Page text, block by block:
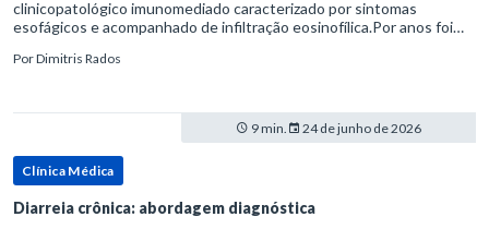
clinicopatológico imunomediado caracterizado por sintomas
esofágicos e acompanhado de infiltração eosinofílica.Por anos foi
refluxo gastr
PorDimitris Rados
9 min. 24 de junho de 2026
Clínica Médica
Diarreia crônica: abordagem diagnóstica